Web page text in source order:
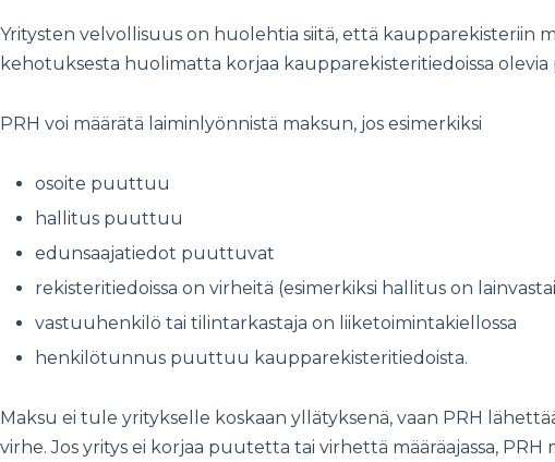
Yritysten velvollisuus on huolehtia siitä, että kaupparekisteriin
kehotuksesta huolimatta korjaa kaupparekisteritiedoissa
PRH voi määrätä laiminlyönnistä maksun, jos esimerkiksi
osoite puuttuu
hallitus puuttuu
edunsaajatiedot puuttuvat
rekisteritiedoissa on virheitä (esimerkiksi hallitus on
vastuuhenkilö tai tilintarkastaja on liiketoimintakiellossa
henkilötunnus puuttuu kaupparekisteritiedoista.
Maksu ei tule yritykselle koskaan yllätyksenä, vaan PRH
virhe. Jos yritys ei korjaa puutetta tai virhettä määräajassa,